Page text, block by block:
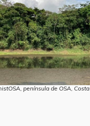
península de OSA,